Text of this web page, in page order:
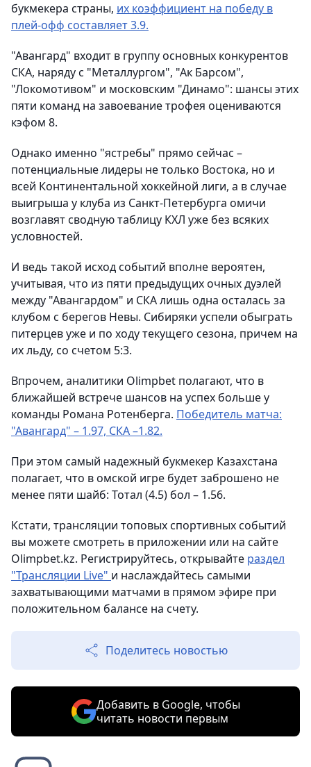
букмекера страны, их коэффициент на победу в
плей-офф составляет 3.9.
"Авангард" входит в группу основных конкурентов
СКА, наряду с "Металлургом", "Ак Барсом",
"Локомотивом" и московским "Динамо": шансы этих
пяти команд на завоевание трофея оцениваются
кэфом 8.
Однако именно "ястребы" прямо сейчас –
потенциальные лидеры не только Востока, но и
всей Континентальной хоккейной лиги, а в случае
выигрыша у клуба из Санкт-Петербурга омичи
возглавят сводную таблицу КХЛ уже без всяких
условностей.
И ведь такой исход событий вполне вероятен,
учитывая, что из пяти предыдущих очных дуэлей
между "Авангардом" и СКА лишь одна осталась за
клубом с берегов Невы. Сибиряки успели обыграть
питерцев уже и по ходу текущего сезона, причем на
их льду, со счетом 5:3.
Впрочем, аналитики Olimpbet полагают, что в
ближайшей встрече шансов на успех больше у
команды Романа Ротенберга. Победитель матча:
"Авангард" – 1.97, СКА –1.82.
При этом самый надежный букмекер Казахстана
полагает, что в омской игре будет заброшено не
менее пяти шайб: Тотал (4.5) бол – 1.56.
Кстати, трансляции топовых спортивных событий
вы можете смотреть в приложении или на сайте
Olimpbet.kz. Регистрируйтесь, открывайте раздел
"Трансляции Live" и наслаждайтесь самыми
захватывающими матчами в прямом эфире при
положительном балансе на счету.
Поделитесь новостью
Добавить в Google, чтобы
читать новости первым